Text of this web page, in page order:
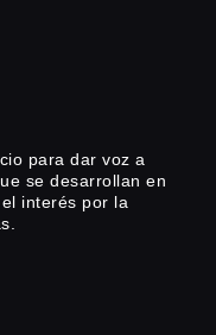
para dar voz a
se desarrollan en
interés por la